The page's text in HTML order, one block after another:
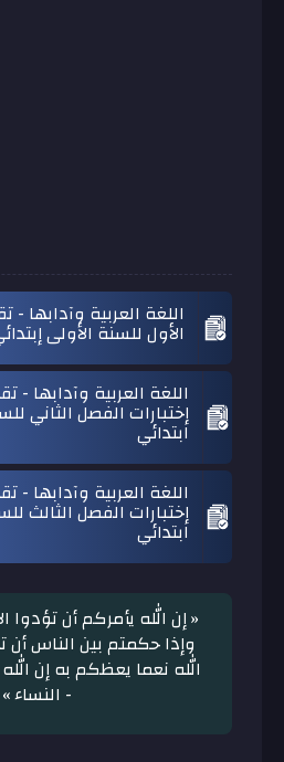
اللغة العربية وآدابها
الأول للسنة الأولى
اللغة العربية وآدابها -
إختبارات الفصل الثاني
ابتدائي
اللغة العربية وآدابها -
إختبارات الفصل الثالث
ابتدائي
« إن الله يأمركم أن تؤدوا
وإذا حكمتم بين الناس أن
الله نعما يعظكم به إن
- النساء »